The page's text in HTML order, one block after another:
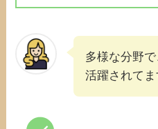
多様な分野
活躍されてま